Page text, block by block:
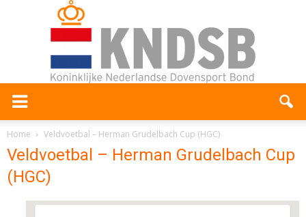
Home Veldvoetbal – Herman Grudelbach Cup (HGC)
Veldvoetbal – Herman Grudelbach Cup
(HGC)